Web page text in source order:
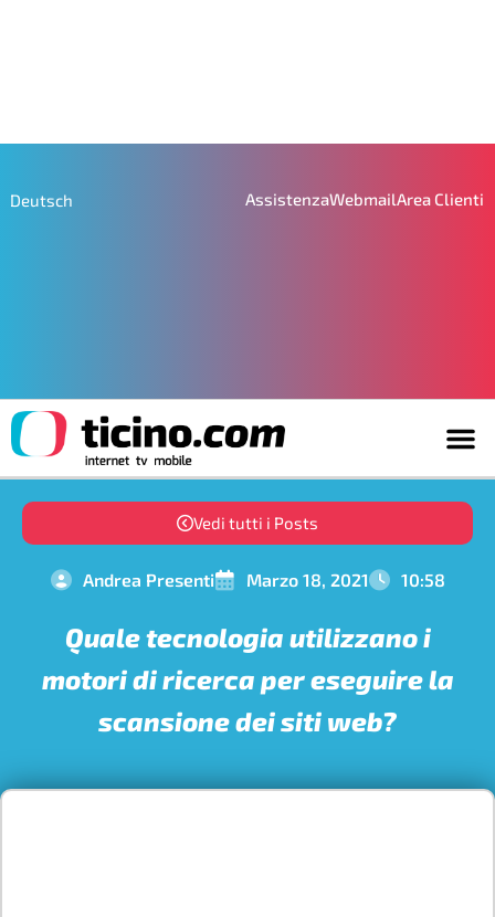
Deutsch AssistenzaWebmailArea Clienti
Vedi tutti i Posts
Andrea Presenti Marzo 18, 2021 10:58
Quale tecnologia utilizzano i
motori di ricerca per eseguire la
scansione dei siti web?